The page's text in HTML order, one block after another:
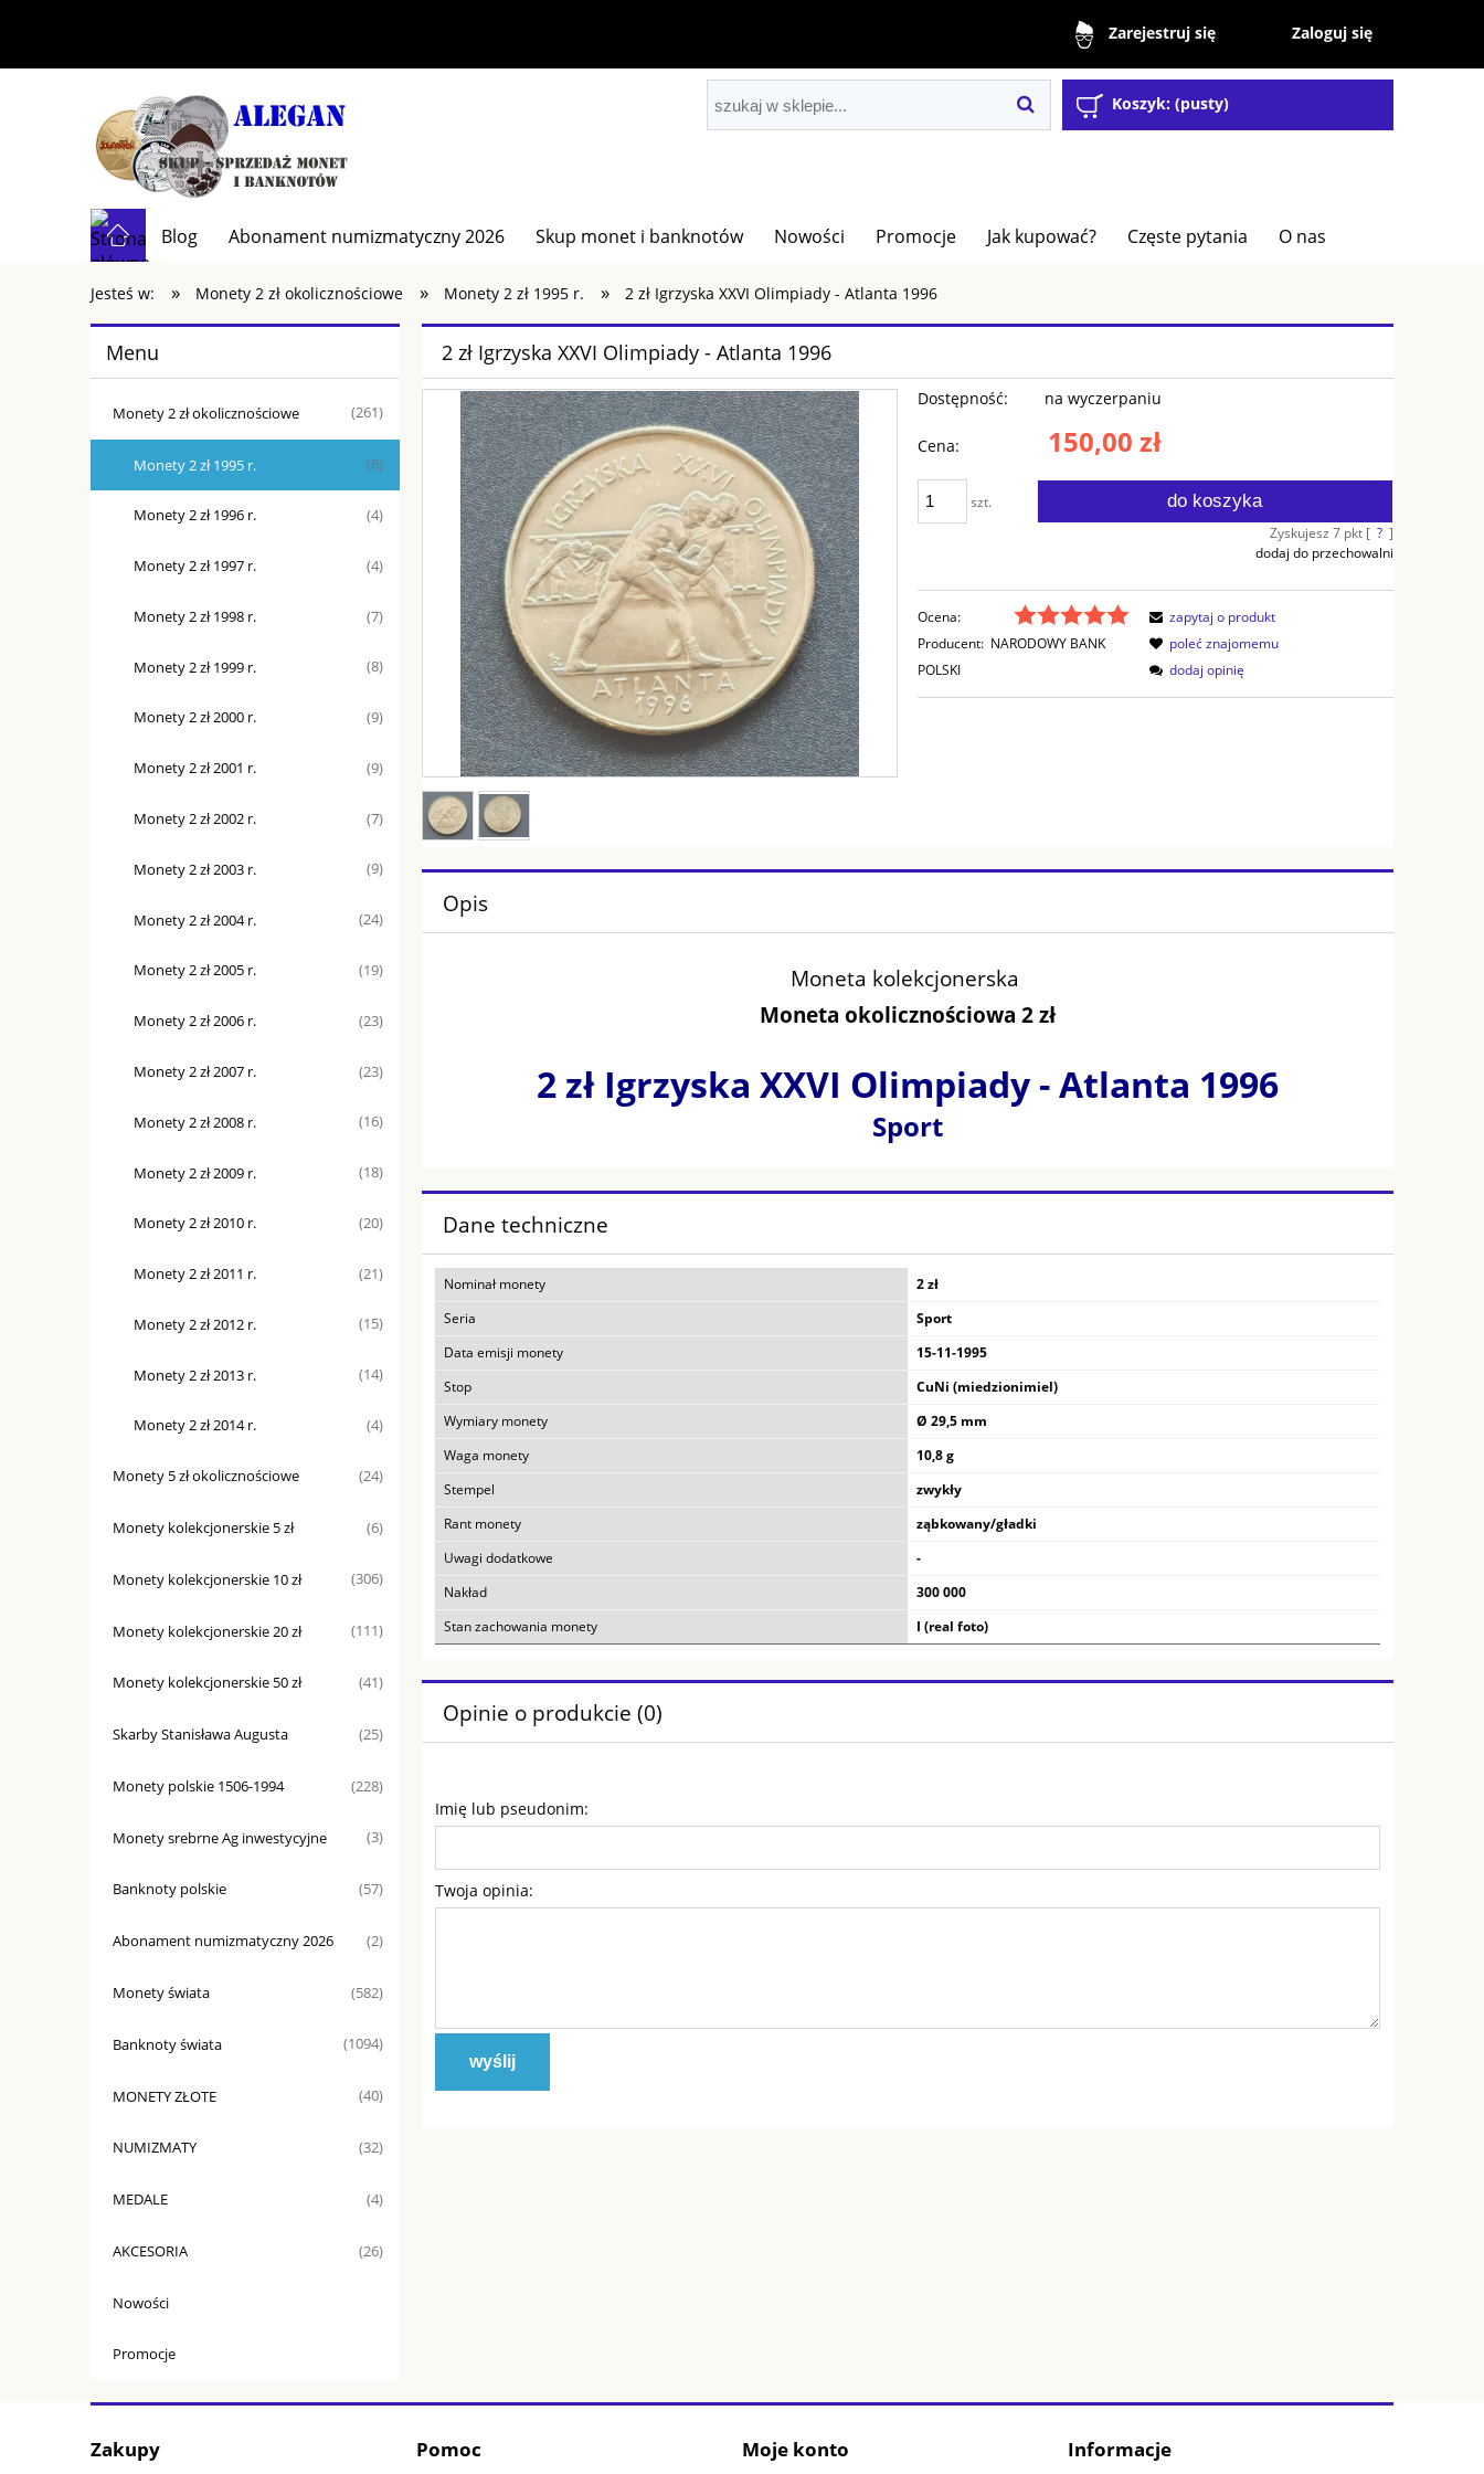
Zarejestruj się Zaloguj się
Koszyk: (pusty)
Blog Abonament numizmatyczny 2026 Skup monet i banknotów Nowości Promocje Jak kupować? Częste pytania O nas
Kontakt
Jesteś w: » Monety 2 zł okolicznościowe » Monety 2 zł 1995 r. » 2 zł Igrzyska XXVI Olimpiady - Atlanta 1996
Menu
Monety 2 zł okolicznościowe (261)
Monety 2 zł 1995 r. (6)
Monety 2 zł 1996 r. (4)
Monety 2 zł 1997 r. (4)
Monety 2 zł 1998 r. (7)
Monety 2 zł 1999 r. (8)
Monety 2 zł 2000 r. (9)
Monety 2 zł 2001 r. (9)
Monety 2 zł 2002 r. (7)
Monety 2 zł 2003 r. (9)
Monety 2 zł 2004 r. (24)
Monety 2 zł 2005 r. (19)
Monety 2 zł 2006 r. (23)
Monety 2 zł 2007 r. (23)
Monety 2 zł 2008 r. (16)
Monety 2 zł 2009 r. (18)
Monety 2 zł 2010 r. (20)
Monety 2 zł 2011 r. (21)
Monety 2 zł 2012 r. (15)
Monety 2 zł 2013 r. (14)
Monety 2 zł 2014 r. (4)
Monety 5 zł okolicznościowe (24)
Monety kolekcjonerskie 5 zł (6)
Monety kolekcjonerskie 10 zł (306)
Monety kolekcjonerskie 20 zł (111)
Monety kolekcjonerskie 50 zł (41)
Skarby Stanisława Augusta (25)
Monety polskie 1506-1994 (228)
Monety srebrne Ag inwestycyjne (3)
Banknoty polskie (57)
Abonament numizmatyczny 2026 (2)
Monety świata (582)
Banknoty świata (1094)
MONETY ZŁOTE (40)
NUMIZMATY (32)
MEDALE (4)
AKCESORIA (26)
Nowości
Promocje
2 zł Igrzyska XXVI Olimpiady - Atlanta 1996
Dostępność: na wyczerpaniu
Cena: 150,00 zł
szt. do koszyka
Zyskujesz 7pkt [ ? ]
dodaj do przechowalni
Ocena:
Producent: NARODOWY BANK
POLSKI
zapytaj o produkt
poleć znajomemu
dodaj opinię
Opis
Moneta kolekcjonerska
Moneta okolicznościowa 2 zł
2 zł Igrzyska XXVI Olimpiady - Atlanta 1996
Sport
Dane techniczne
Nominał monety
2 zł
Seria
Sport
Data emisji monety
15-11-1995
Stop
CuNi (miedzionimiel)
Wymiary monety
Ø 29,5 mm
Waga monety
10,8 g
Stempel
zwykły
Rant monety
ząbkowany/gładki
Uwagi dodatkowe
-
Nakład
300 000
Stan zachowania monety
I (real foto)
Opinie o produkcie (0)
Imię lub pseudonim:
Twoja opinia:
wyślij
Zakupy Pomoc Moje konto Informacje